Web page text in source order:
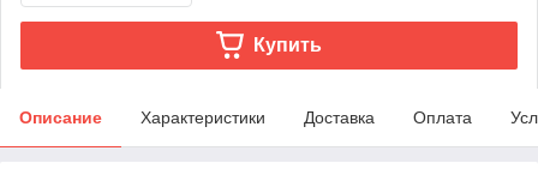
Купить
Описание Характеристики Доставка Оплата